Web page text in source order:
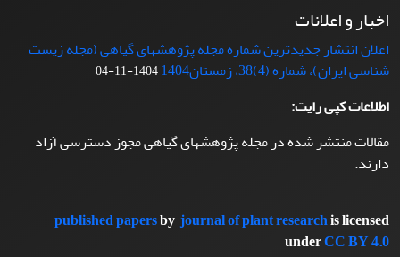
اخبار و اعلانات
اعلان انتشار جدیدترین شماره مجله پژوهشهای گیاهی (مجله زیست
شناسی ایران)، شماره (4)38، زمستان1404
1404-11-04
اطلاعات کپی رایت:
مقالات منتشر شده در مجله پژوهشهای گیاهی مجوز دسترسی آزاد
دارند.
published papersbyjournal of plant researchis licensed
underCC BY 4.0